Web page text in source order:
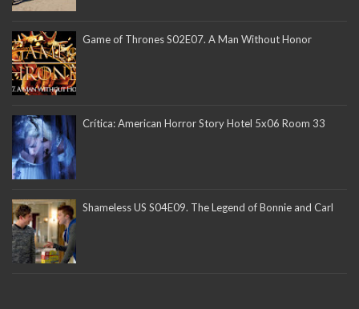
Game of Thrones S02E07. A Man Without Honor
Crítica: American Horror Story Hotel 5x06 Room 33
Shameless US S04E09. The Legend of Bonnie and Carl